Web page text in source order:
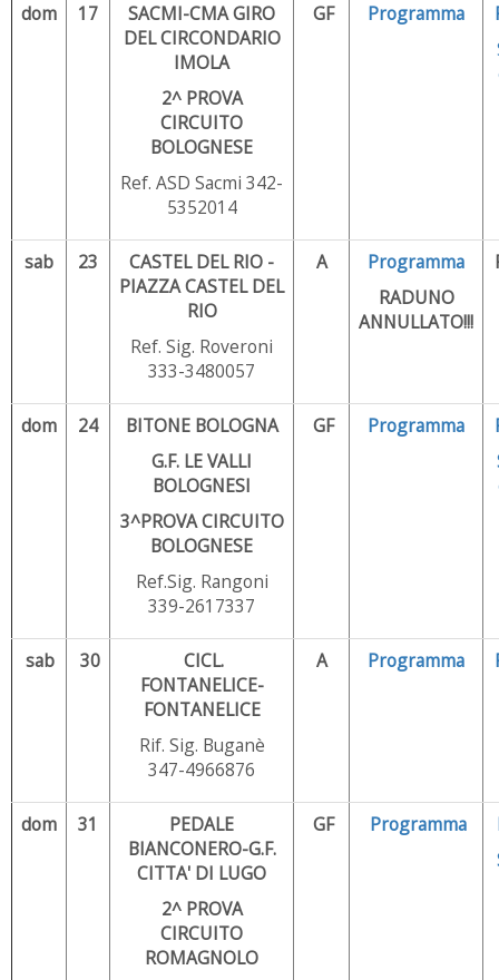
dom 17
SACMI-CMA GIRO
DEL CIRCONDARIO
IMOLA
2^ PROVA
CIRCUITO
BOLOGNESE
Ref. ASD Sacmi 342-
5352014
GF Programma
sab 23
CASTEL DEL RIO -
PIAZZA CASTEL DEL
RIO
Ref. Sig. Roveroni
333-3480057
A
Programma
RADUNO
ANNULLATO!!!
dom 24
BITONE BOLOGNA
G.F. LE VALLI
BOLOGNESI
3^PROVA CIRCUITO
BOLOGNESE
Ref.Sig. Rangoni
339-2617337
GF Programma
sab 30
CICL.
FONTANELICE-
FONTANELICE
Rif. Sig. Buganè
347-4966876
A Programma
dom 31
PEDALE
BIANCONERO-G.F.
CITTA' DI LUGO
2^ PROVA
CIRCUITO
ROMAGNOLO
GF Programma